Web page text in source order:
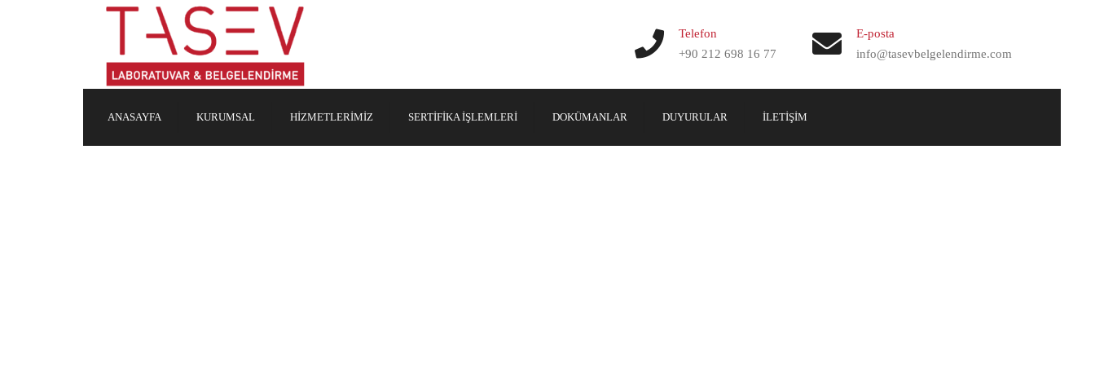
Telefon
+90 212 698 16 77
E-posta
info@tasevbelgelendirme.com
ANASAYFA KURUMSAL
HAKKIMIZDA
HIZMETLERIMIZ
ANALIZLER
SERTIFIKA İŞLEMLERI
SERTIFIKA SORGULAMA
DOKÜMANLAR DUYURULAR İLETIŞIM